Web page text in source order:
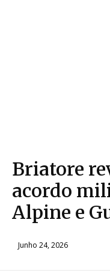
Briatore
acordo
Alpine e
Junho 24, 2026